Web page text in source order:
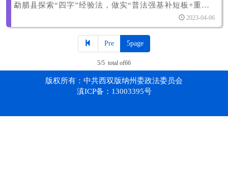
勐腊县探索“四字”经验法‍，做实“普法强基补短板+重点村寨整治”工作
2023-04-06
Pre 5page
5/5 total of66
版权所有：中共西双版纳州委政法委员会
滇ICP备：13003395号